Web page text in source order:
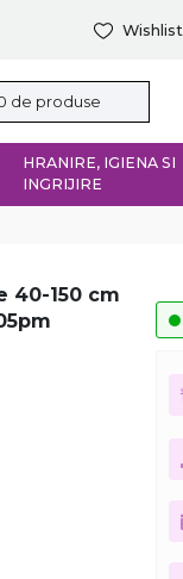
Wishlist
HRANIRE, IGIENA SI
INGRIJIRE
40-150 cm